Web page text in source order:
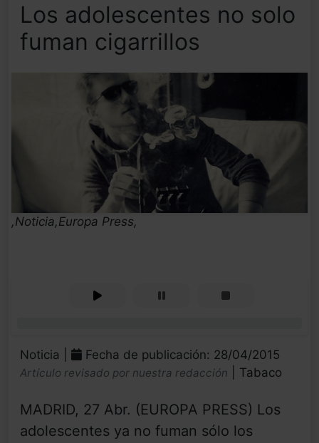
Los adolescentes no solo
fuman cigarrillos
,Noticia,Europa Press,
Noticia | Fecha de publicación: 28/04/2015
Artículo revisado por nuestra redacción | Tabaco
MADRID, 27 Abr. (EUROPA PRESS) Los
adolescentes ya no fuman sólo los